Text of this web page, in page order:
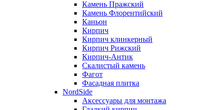
Камень Пражский
Камень Флорентийский
Каньон
Кирпич
Кирпич клинкерный
Кирпич Рижский
Кирпич-Антик
Скалистый камень
Фагот
Фасадная плитка
NordSide
Аксессуары для монтажа